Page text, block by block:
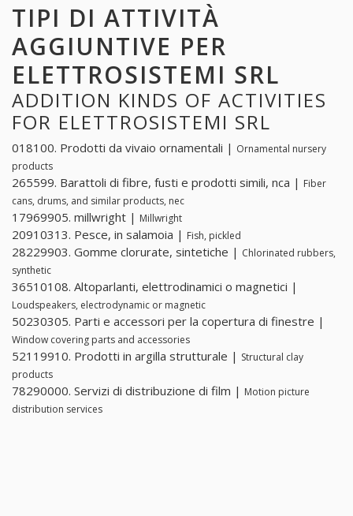
TIPI DI ATTIVITÀ
AGGIUNTIVE PER
ELETTROSISTEMI SRL
ADDITION KINDS OF ACTIVITIES
FOR ELETTROSISTEMI SRL
018100. Prodotti da vivaio ornamentali | Ornamental nursery
products
265599. Barattoli di fibre, fusti e prodotti simili, nca | Fiber
cans, drums, and similar products, nec
17969905. millwright | Millwright
20910313. Pesce, in salamoia | Fish, pickled
28229903. Gomme clorurate, sintetiche | Chlorinated rubbers,
synthetic
36510108. Altoparlanti, elettrodinamici o magnetici |
Loudspeakers, electrodynamic or magnetic
50230305. Parti e accessori per la copertura di finestre |
Window covering parts and accessories
52119910. Prodotti in argilla strutturale | Structural clay
products
78290000. Servizi di distribuzione di film | Motion picture
distribution services